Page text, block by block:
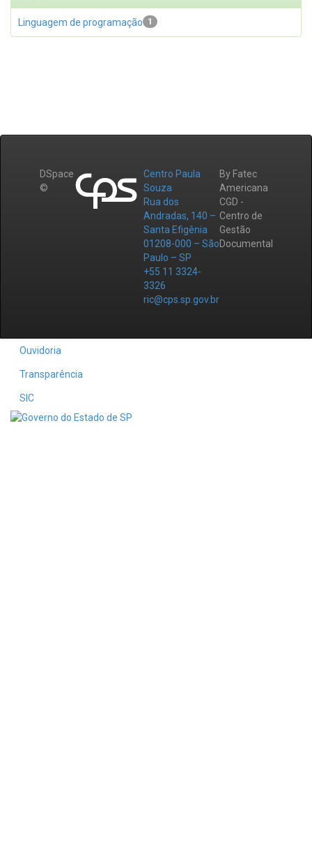
1
Linguagem de programação
DSpace
©
Centro Paula
Souza
Rua dos
Andradas, 140 –
Santa Efigênia
01208-000 – São
Paulo – SP
+55 11 3324-
3326
ric@cps.sp.gov.br
By Fatec
Americana
CGD -
Centro de
Gestão
Documental
Ouvidoria
Transparência
SIC